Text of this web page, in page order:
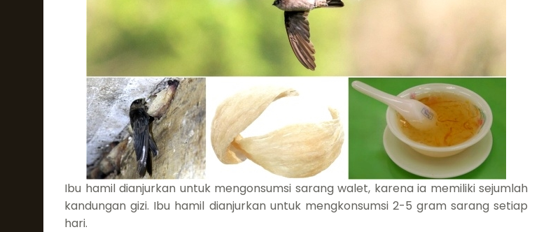
Ibu hamil dianjurkan untuk mengonsumsi sarang walet, karena ia memiliki sejumlah
kandungan gizi. Ibu hamil dianjurkan untuk mengkonsumsi 2-5 gram sarang setiap
hari.